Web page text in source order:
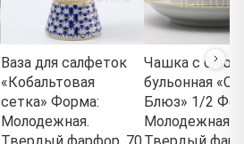
Ваза для салфеток
«Кобальтовая
сетка» Форма:
Молодежная.
Чашка с
бульонная
Блюз» 1/2
Молодежная.